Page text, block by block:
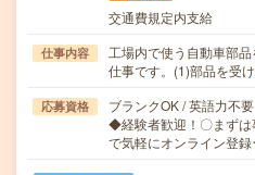
交通費規定内支給
仕事内容
工場内で使う自動車部
仕事です。(1)部品を受
応募資格
ブランクOK / 英語力不要
◆経験者歓迎！〇まずは
で気軽にオンライン登